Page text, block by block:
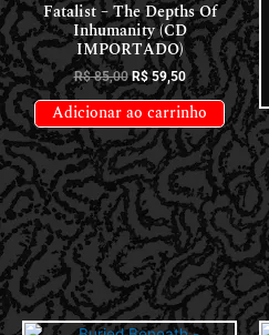
Fatalist – The Depths Of
Inhumanity (CD
IMPORTADO)
R$85,00 R$59,50
Adicionar ao carrinho